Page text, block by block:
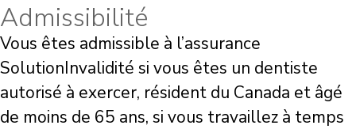
Admissibilité
Vous êtes admissible à l’assurance
SolutionInvalidité si vous êtes un dentiste
autorisé à exercer, résident du Canada et âgé
de moins de 65 ans, si vous travaillez à temps